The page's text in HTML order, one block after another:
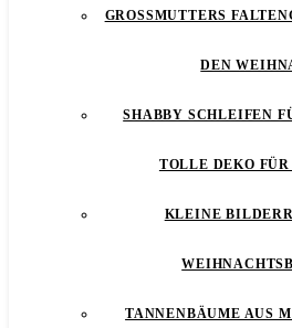
GROSSMUTTERS
EN
SHABBY SCHLEIFEN
TOLLE DEKO
KLEINE
TANNENBÄUME AUS